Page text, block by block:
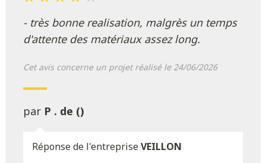
- très bonne realisation, malgrès un temps
d'attente des matériaux assez long.
Cet avis concerne un projet réalisé le 24/06/2026
par P . de ()
Réponse de l'entrepriseVEILLON